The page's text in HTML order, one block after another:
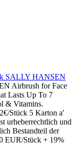
SALLY HANSEN
Airbrush for Face
Lasts Up To 7
& Vitamins.
Stück 5 Karton a'
urheberrechtlich und
Bestandteil der
EUR/Stück + 19%